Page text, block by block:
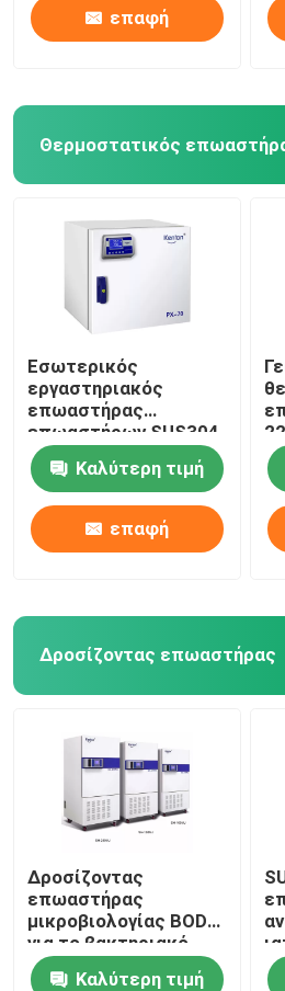
επαφή
Θερμοστατικός
Εσωτερικός
εργαστηριακός
επωαστήρας
επωαστήρων SUS304
υψηλής ακρίβειας
βακτηριολογικός
Καλύτερη τιμή
επαφή
Δροσίζοντας επωαστήρας
Δροσίζοντας
επωαστήρας
μικροβιολογίας BOD
για το βακτηριακό
πολιτισμό 110V 220V
Καλύτερη τιμή